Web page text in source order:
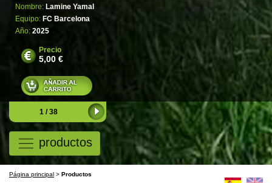
Nombre: Lamine Yamal
Equipo: FC Barcelona
Año: 2025
Precio
5,00 €
1 / 38
productos
Página principal > Productos